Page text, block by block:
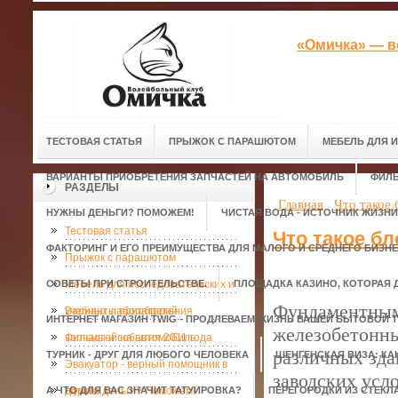
«Омичка» —
ТЕСТОВАЯ СТАТЬЯ ПРЫЖОК С ПАРАШЮТОМ МЕБЕЛЬ ДЛЯ
ВАРИАНТЫ ПРИОБРЕТЕНИЯ ЗАПЧАСТЕЙ НА АВТОМОБИЛЬ
НУЖНЫ ДЕНЬГИ? ПОМОЖЕМ! ЧИСТАЯ ВОДА - ИСТОЧНИК ЖИЗНИ
ФАКТОРИНГ И ЕГО ПРЕИМУЩЕСТВА ДЛЯ МАЛОГО И СРЕДНЕГО
СОВЕТЫ ПРИ СТРОИТЕЛЬСТВЕ. ПЛОЩАДКА КАЗИНО, КОТОРАЯ
ИНТЕРНЕТ МАГАЗИН TWIG - ПРОДЛЕВАЕМ ЖИЗНЬ ВАШЕЙ БЫТОВОЙ
ТУРНИК - ДРУГ ДЛЯ ЛЮБОГО ЧЕЛОВЕКА ШЕНГЕНСКАЯ ВИЗА:
А ЧТО ДЛЯ ВАС ЗНАЧИТ ТАТУИРОВКА? ПЕРЕГОРОДКИ ИЗ
РАЗДЕЛЫ
Тестовая статья
Прыжок с парашютом
Мебель для исследовательских и
учебных лабораторий
Варианты приобретения
запчастей на автомобиль
Фильмы и события 2011 года
Эвакуатор - верный помощник в
дороге.
Нужны деньги? Поможем!
Главная Что такое
Что такое
различных
заводских